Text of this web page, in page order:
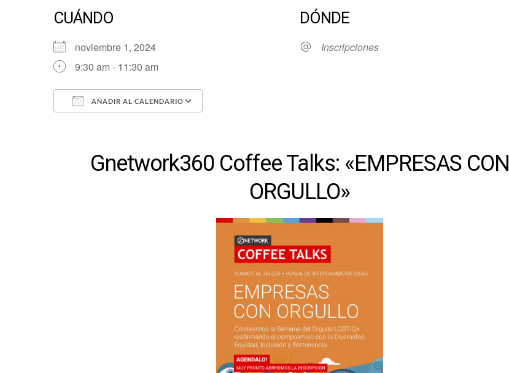
CUÁNDO
noviembre 1, 2024
9:30 am - 11:30 am
AÑADIR AL CALENDARIO
DÓNDE
Inscripciones
Gnetwork360 Coffee Talks: «EMPRESAS CON
ORGULLO»